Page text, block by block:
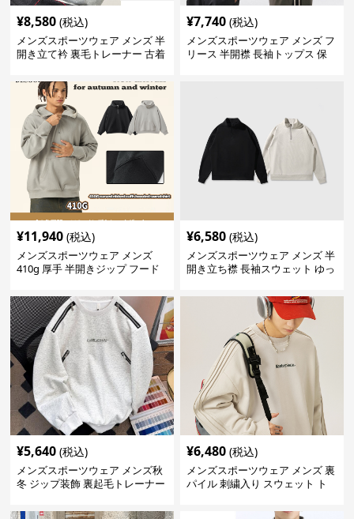
¥8,580 (税込)
メンズスポーツウェア メンズ 半
開き立て衿 裏毛トレーナー 古着
¥7,740 (税込)
メンズスポーツウェア メンズ フ
リース 半開襟 長袖トップス 保
¥11,940 (税込)
メンズスポーツウェア メンズ
410g 厚手 半開きジップ フード
¥6,580 (税込)
メンズスポーツウェア メンズ 半
開き立ち襟 長袖スウェット ゆっ
¥5,640 (税込)
メンズスポーツウェア メンズ秋
冬 ジップ装飾 裏起毛トレーナー
¥6,480 (税込)
メンズスポーツウェア メンズ 裏
パイル 刺繍入り スウェット ト